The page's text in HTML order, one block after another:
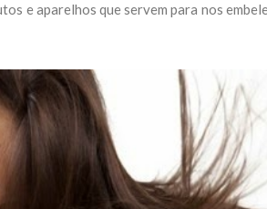
e aparelhos que servem para nos